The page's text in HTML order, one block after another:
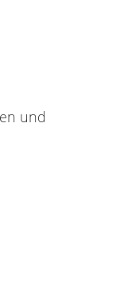
und